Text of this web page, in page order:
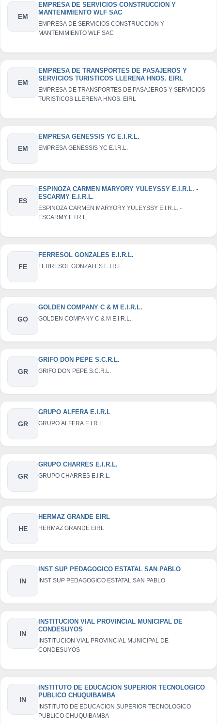
EM
EMPRESA DE SERVICIOS CONSTRUCCION Y
MANTENIMIENTO WLF SAC
EMPRESA DE SERVICIOS CONSTRUCCION Y
MANTENIMIENTO WLF SAC
EM
EMPRESA DE TRANSPORTES DE PASAJEROS Y
SERVICIOS TURISTICOS LLERENA HNOS. EIRL
EMPRESA DE TRANSPORTES DE PASAJEROS Y SERVICIOS
TURISTICOS LLERENA HNOS. EIRL
EM
EMPRESA GENESSIS YC E.I.R.L.
EMPRESA GENESSIS YC E.I.R.L.
ES
ESPINOZA CARMEN MARYORY YULEYSSY E.I.R.L. -
ESCARMY E.I.R.L.
ESPINOZA CARMEN MARYORY YULEYSSY E.I.R.L. -
ESCARMY E.I.R.L.
FE
FERRESOL GONZALES E.I.R.L.
FERRESOL GONZALES E.I.R.L.
GO
GOLDEN COMPANY C & M E.I.R.L.
GOLDEN COMPANY C & M E.I.R.L.
GR
GRIFO DON PEPE S.C.R.L.
GRIFO DON PEPE S.C.R.L.
GR
GRUPO ALFERA E.I.R.L
GRUPO ALFERA E.I.R.L
GR
GRUPO CHARRES E.I.R.L.
GRUPO CHARRES E.I.R.L.
HE
HERMAZ GRANDE EIRL
HERMAZ GRANDE EIRL
IN
INST SUP PEDAGOGICO ESTATAL SAN PABLO
INST SUP PEDAGOGICO ESTATAL SAN PABLO
IN
INSTITUCION VIAL PROVINCIAL MUNICIPAL DE
CONDESUYOS
INSTITUCION VIAL PROVINCIAL MUNICIPAL DE
CONDESUYOS
IN
INSTITUTO DE EDUCACION SUPERIOR TECNOLOGICO
PUBLICO CHUQUIBAMBA
INSTITUTO DE EDUCACION SUPERIOR TECNOLOGICO
PUBLICO CHUQUIBAMBA